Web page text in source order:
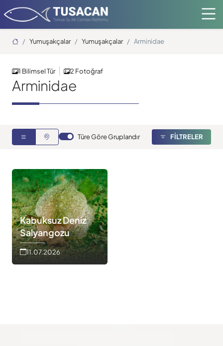
Ana Sayfa
Yumuşakçalar Yumuşakçalar Arminidae
1 Bilimsel Tür 2 Fotoğraf
Arminidae
Türe Göre Gruplandır FİLTRELER
Kabuksuz Deniz
Salyangozu
11.07.2026